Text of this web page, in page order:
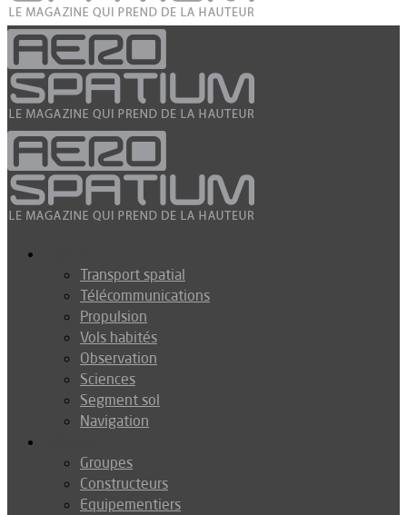
Transport spatial
Télécommunications
Propulsion
Vols habités
Observation
Sciences
Segment sol
Navigation
Groupes
Constructeurs
Equipementiers